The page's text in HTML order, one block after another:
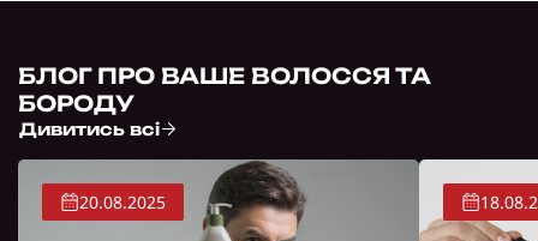
БЛОГ ПРО ВАШЕ ВОЛОССЯ ТА
БОРОДУ
Дивитись всі
20.08.2025